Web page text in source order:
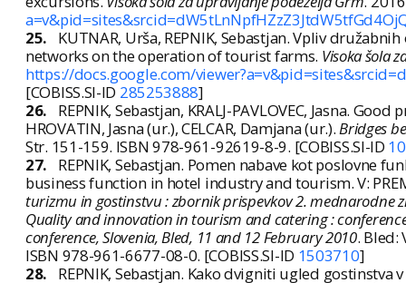
25.
KUTNAR, Urša, REPNIK, Sebastjan. Vpliv
networks on the operation of tourist farms. Visoka šola
https://docs.google.com/
[COBISS.SI-ID 285253888]
26.
REPNIK, Sebastjan, KRALJ-PAVLOVEC, Jasna.
HROVATIN, Jasna (ur.), CELCAR, Damjana (ur.).Bridges
Str. 151-159. ISBN 978-961-92619-8-9. [COBISS.SI-ID
27.
REPNIK, Sebastjan. Pomen nabave kot poslovne
business function in hotel industry and tourism. V:
turizmu in gostinstvu : zbornik prispevkov 2. mednarodne
Quality and innovation in tourism and catering :
conference, Slovenia, Bled, 11 and 12 February 2010. Bled:
ISBN 978-961-6677-08-0. [COBISS.SI-ID 1503710]
28.
REPNIK, Sebastjan. Kako dvigniti ugled gostinstva